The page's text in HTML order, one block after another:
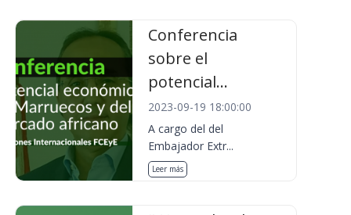
Conferencia
sobre el
potencial...
2023-09-19 18:00:00
A cargo del del
Embajador Extr...
Leer más